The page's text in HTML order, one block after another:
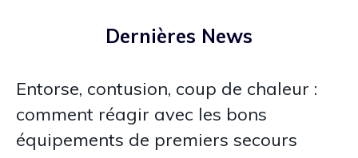
Dernières News
Entorse, contusion, coup de chaleur :
comment réagir avec les bons
équipements de premiers secours